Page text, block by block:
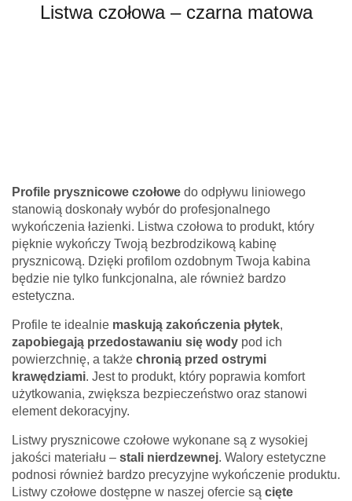
Listwa czołowa – czarna matowa
Profile prysznicowe czołowe do odpływu liniowego
stanowią doskonały wybór do profesjonalnego
wykończenia łazienki. Listwa czołowa to produkt, który
pięknie wykończy Twoją bezbrodzikową kabinę
prysznicową. Dzięki profilom ozdobnym Twoja kabina
będzie nie tylko funkcjonalna, ale również bardzo
estetyczna.
Profile te idealnie maskują zakończenia płytek,
zapobiegają przedostawaniu się wody pod ich
powierzchnię, a także chronią przed ostrymi
krawędziami. Jest to produkt, który poprawia komfort
użytkowania, zwiększa bezpieczeństwo oraz stanowi
element dekoracyjny.
Listwy prysznicowe czołowe wykonane są z wysokiej
jakości materiału – stali nierdzewnej. Walory estetyczne
podnosi również bardzo precyzyjne wykończenie produktu.
Listwy czołowe dostępne w naszej ofercie są cięte